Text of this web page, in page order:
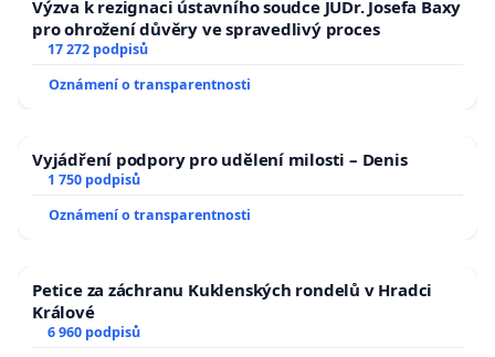
Výzva k rezignaci ústavního soudce JUDr. Josefa Baxy
pro ohrožení důvěry ve spravedlivý proces
17 272 podpisů
Oznámení o transparentnosti
Vyjádření podpory pro udělení milosti – Denis
1 750 podpisů
Oznámení o transparentnosti
Petice za záchranu Kuklenských rondelů v Hradci
Králové
6 960 podpisů